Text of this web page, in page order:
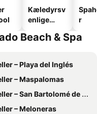
Kæledyrsv
enlige
r
Beach & Spa
– Playa del Inglés
– Maspalomas
– San Bartolomé de Tirajana
– Meloneras